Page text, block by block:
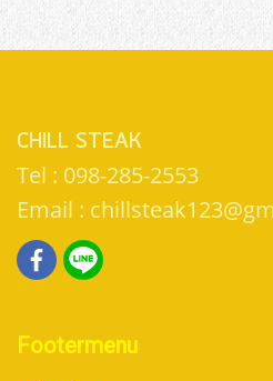
CHILL STEAK
Tel : 098-285-2553
Email :
Footermenu